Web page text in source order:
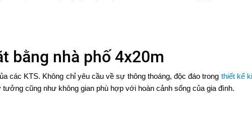
bằng nhà phố 4x20m
các KTS. Không chỉ yêu cầu về sự thông thoáng, độc đáo trong thiết kế
cũng như không gian phù hợp với hoàn cảnh sống của gia đình.